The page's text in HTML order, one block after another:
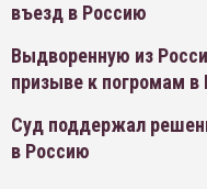
въезд в Россию
Выдворенную из
призыве к погромам
Суд поддержал
в Россию